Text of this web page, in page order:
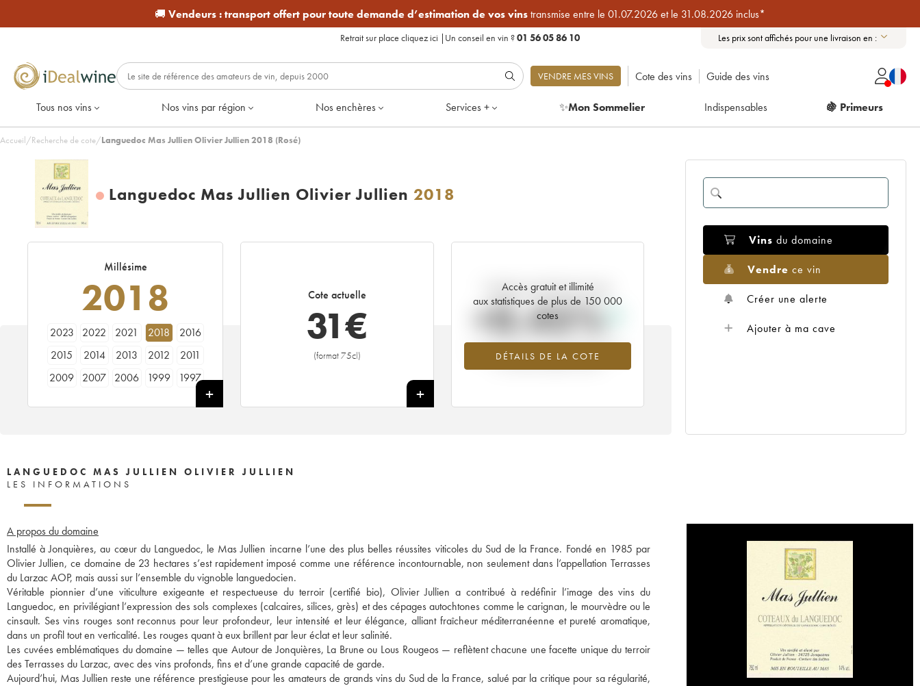
🚚 Vendeurs :transport offert pour toute demande d’estimation de vos vinstransmise entre le 01.07.2026 et le 31.08.2026 inclus*
Retrait sur place cliquez ici | Un conseil en vin ?01 56 05 86 10 Les prix sont affichés pour une livraison en :
VENDRE MES VINS Cote des vins Guide des vins
Tous nos vins Nos vins par région Nos enchères Services + ✨Mon Sommelier Indispensables 🍇 Primeurs
Accueil/Recherche de cote/Languedoc Mas Jullien Olivier Jullien 2018 (Rosé)
Languedoc Mas Jullien Olivier Jullien 2018
Millésime
2018
2023 2022 2021 2018
2016
2015
2014 2013 2012
2011
2009
2007 2006 1999 1997
Cote actuelle
31€
(format 75cl)
+
Accès gratuit et illimité
aux statistiques de plus de 150 000
cotes
DÉTAILS DE LA COTE
Tendance actuelle de la cote
+0.45%
Tendance à la hausse du millésime 2018
en 2026 par rapport à 2025
Vins du domaine
Vendre ce vin
Créer une alerte
Ajouter à ma cave
LANGUEDOC MAS JULLIEN OLIVIER JULLIEN
LES INFORMATIONS
A propos du domaine
Installé à Jonquières, au cœur du Languedoc, le Mas Jullien incarne l’une des plus belles réussites viticoles du Sud de la France. Fondé en 1985 par
Olivier Jullien, ce domaine de 23 hectares s’est rapidement imposé comme une référence incontournable, non seulement dans l’appellation Terrasses
du Larzac AOP, mais aussi sur l’ensemble du vignoble languedocien.
Véritable pionnier d’une viticulture exigeante et respectueuse du terroir (certifié bio), Olivier Jullien a contribué à redéfinir l’image des vins du
Languedoc, en privilégiant l’expression des sols complexes (calcaires, silices, grès) et des cépages autochtones comme le carignan, le mourvèdre ou le
cinsault. Ses vins rouges sont reconnus pour leur profondeur, leur intensité et leur élégance, alliant fraîcheur méditerranéenne et pureté aromatique,
dans un profil tout en verticalité. Les rouges quant à eux brillent par leur éclat et leur salinité.
Les cuvées emblématiques du domaine — telles que Autour de Jonquières, La Brune ou Lous Rougeos — reflètent chacune une facette unique du terroir
des Terrasses du Larzac, avec des vins profonds, fins et d’une grande capacité de garde.
Aujourd’hui, Mas Jullien reste une référence prestigieuse pour les amateurs de grands vins du Sud de la France, salué par la critique pour sa régularité,